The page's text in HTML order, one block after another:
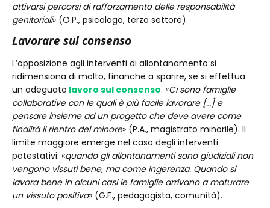
attivarsi percorsi di rafforzamento delle responsabilità
genitoriali» (O.P., psicologa, terzo settore).
Lavorare sul consenso
L’opposizione agli interventi di allontanamento si
ridimensiona di molto, finanche a sparire, se si effettua
un adeguato lavoro sul consenso. «Ci sono famiglie
collaborative con le quali è più facile lavorare […] e
pensare insieme ad un progetto che deve avere come
finalità il rientro del minore» (P.A., magistrato minorile). Il
limite maggiore emerge nel caso degli interventi
potestativi: «quando gli allontanamenti sono giudiziali non
vengono vissuti bene, ma come ingerenza. Quando si
lavora bene in alcuni casi le famiglie arrivano a maturare
un vissuto positivo» (G.F., pedagogista, comunità).